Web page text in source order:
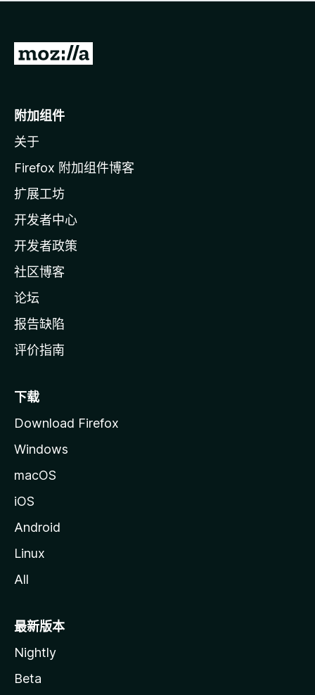
无
转
o
i
l
a
主
页
附加组件
关于
Firefox 附加组件博客
扩展工坊
开发者中心
开发者政策
社区博客
论坛
报告缺陷
评价指南
下载
Download Firefox
Windows
macOS
iOS
Android
Linux
All
最新版本
Nightly
Beta